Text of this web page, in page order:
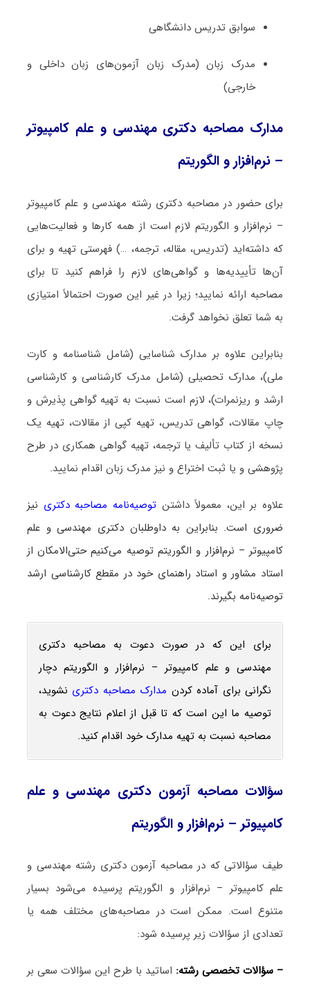
سوابق تدریس دانشگاهی
مدرک زبان (مدرک زبان آزمون‌های زبان داخلی و
خارجی)
مدارک مصاحبه دکتری مهندسی و علم کامپیوتر
– نرم‌افزار و الگوریتم
برای حضور در مصاحبه دکتری رشته مهندسی و علم کامپیوتر
– نرم‌افزار و الگوریتم لازم است از همه کارها و فعالیت‌هایی
که داشته‌اید (تدریس، مقاله، ترجمه، …) فهرستی تهیه و برای
آن‌ها تأییدیه‌ها و گواهی‌های لازم را فراهم کنید تا برای
مصاحبه ارائه نمایید؛ زیرا در غیر این صورت احتمالاً امتیازی
به شما تعلق نخواهد گرفت.
بنابراین علاوه بر مدارک شناسایی (شامل شناسنامه و کارت
ملی)، مدارک تحصیلی (شامل مدرک کارشناسی و کارشناسی
ارشد و ریزنمرات)، لازم است نسبت به تهیه گواهی پذیرش و
چاپ مقالات، گواهی تدریس، تهیه کپی از مقالات، تهیه یک
نسخه از کتاب تألیف یا ترجمه، تهیه گواهی همکاری در طرح
پژوهشی و یا ثبت اختراع و نیز مدرک زبان اقدام نمایید.
علاوه بر این، معمولاً داشتنتوصیه‌نامه مصاحبه دکتری نیز
ضروری است. بنابراین به داوطلبان دکتری مهندسی و علم
کامپیوتر – نرم‌افزار و الگوریتم توصیه می‌کنیم حتی‌الامکان از
استاد مشاور و استاد راهنمای خود در مقطع کارشناسی ارشد
توصیه‌نامه بگیرند.
برای این که در صورت دعوت به مصاحبه دکتری
مهندسی و علم کامپیوتر – نرم‌افزار و الگوریتم دچار
نگرانی برای آماده کردن مدارک مصاحبه دکتری نشوید،
توصیه ما این است که تا قبل از اعلام نتایج دعوت به
مصاحبه نسبت به تهیه مدارک خود اقدام کنید.
سؤالات مصاحبه آزمون دکتری مهندسی و علم
کامپیوتر – نرم‌افزار و الگوریتم
طیف سؤالاتی که در مصاحبه آزمون دکتری رشته مهندسی و
علم کامپیوتر – نرم‌افزار و الگوریتم پرسیده می‌شود بسیار
متنوع است. ممکن است در مصاحبه‌های مختلف همه یا
تعدادی از سؤالات زیر پرسیده شود:
– سؤالات تخصصی رشته: اساتید با طرح این سؤالات سعی بر